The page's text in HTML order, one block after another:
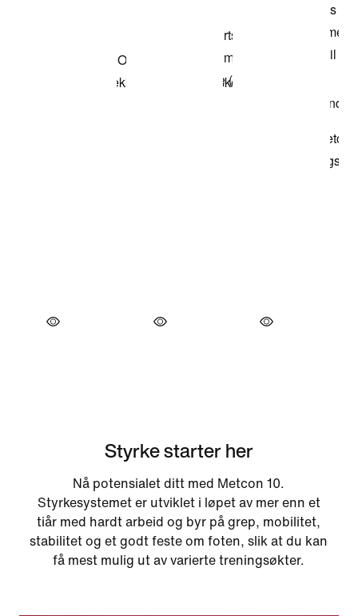
Styrke starter her
Nå potensialet ditt med Metcon 10.
Styrkesystemet er utviklet i løpet av mer enn et
tiår med hardt arbeid og byr på grep, mobilitet,
stabilitet og et godt feste om foten, slik at du kan
få mest mulig ut av varierte treningsøkter.